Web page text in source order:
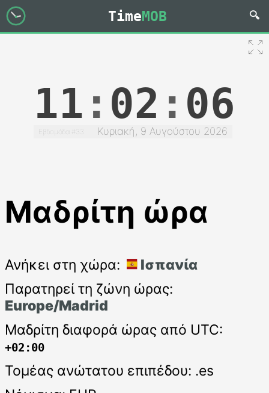
TimeMOB
11 : 02 : 07
Εβδομάδα #33 Κυριακή, 9 Αυγούστου 2026
Μαδρίτη ώρα
Ανήκει στη χώρα:
Ισπανία
Παρατηρεί τη ζώνη ώρας:
Europe/Madrid
Μαδρίτη διαφορά ώρας από UTC:
+02:00
Τομέας ανώτατου επιπέδου: .es